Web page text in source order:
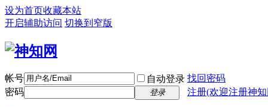
设为首页收藏本站
开启辅助访问 切换到窄版
帐号 自动登录 找回密码
密码
登录 注册(欢迎注册神